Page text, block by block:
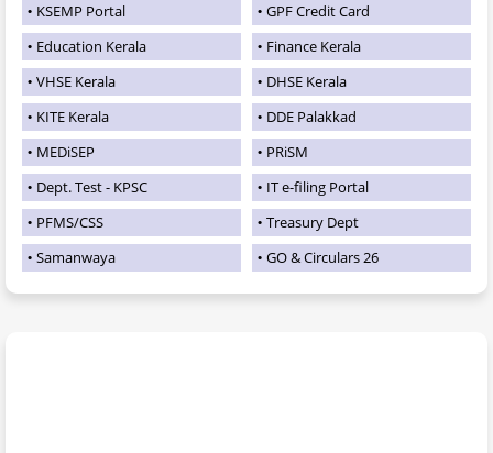
KSEMP Portal
GPF Credit Card
Education Kerala
Finance Kerala
VHSE Kerala
DHSE Kerala
KITE Kerala
DDE Palakkad
MEDiSEP
PRiSM
Dept. Test - KPSC
IT e-filing Portal
PFMS/CSS
Treasury Dept
Samanwaya
GO & Circulars 26